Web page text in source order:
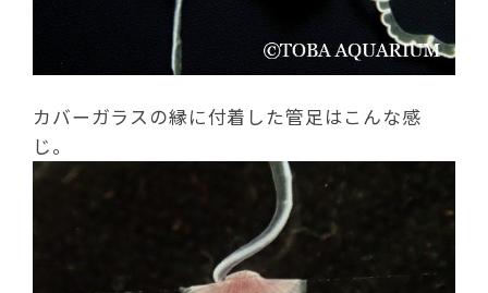
カバーガラスの縁に付着した管足はこんな感
じ。